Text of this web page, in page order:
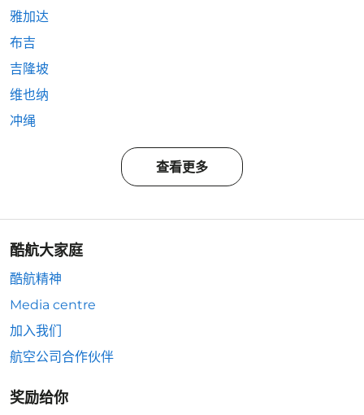
雅加达
布吉
吉隆坡
维也纳
冲绳
查看更多
酷航大家庭
酷航精神
Media centre
加入我们
航空公司合作伙伴
奖励给你